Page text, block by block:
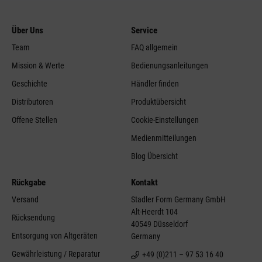
Über Uns
Team
Mission & Werte
Geschichte
Distributoren
Offene Stellen
Service
FAQ allgemein
Bedienungsanleitungen
Händler finden
Produktübersicht
Cookie-Einstellungen
Medienmitteilungen
Blog Übersicht
Rückgabe
Versand
Rücksendung
Entsorgung von Altgeräten
Gewährleistung / Reparatur
Kontakt
Stadler Form Germany GmbH
Alt-Heerdt 104
40549 Düsseldorf
Germany
+49 (0)211 – 97 53 16 40